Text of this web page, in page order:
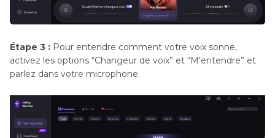
Étape 3 : Pour entendre comment votre voix sonne,
activez les options “Changeur de voix” et “M'entendre” et
parlez dans votre microphone.